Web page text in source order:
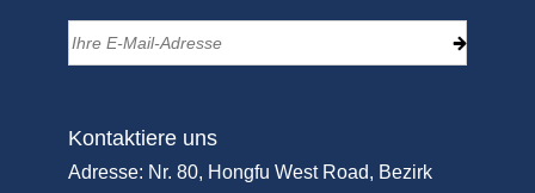
Kontaktiere uns
Adresse: Nr. 80, Hongfu West Road, Bezirk